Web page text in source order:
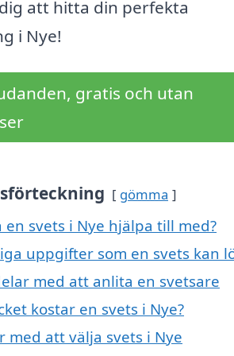
att hitta din perfekta
i Nye!
gratis och utan
gömma
en svets i Nye hjälpa till med?
uppgifter som en svets kan
med att anlita en svetsare
kostar en svets i Nye?
med att välja svets i Nye